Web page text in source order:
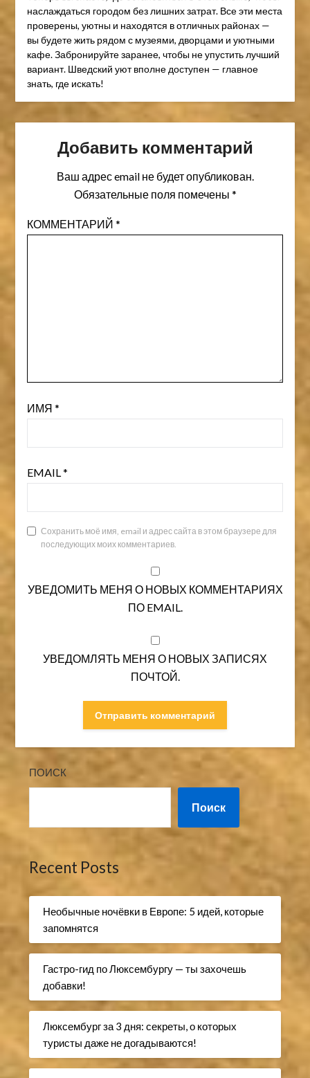
наслаждаться городом без лишних затрат. Все эти места
проверены, уютны и находятся в отличных районах —
вы будете жить рядом с музеями, дворцами и уютными
кафе. Забронируйте заранее, чтобы не упустить лучший
вариант. Шведский уют вполне доступен — главное
знать, где искать!
Добавить комментарий
Ваш адрес email не будет опубликован.
Обязательные поля помечены *
КОММЕНТАРИЙ *
ИМЯ *
EMAIL*
Сохранить моё имя, email и адрес сайта в этом браузере для
последующих моих комментариев.
УВЕДОМИТЬ МЕНЯ О НОВЫХ КОММЕНТАРИЯХ
ПО EMAIL.
УВЕДОМЛЯТЬ МЕНЯ О НОВЫХ ЗАПИСЯХ
ПОЧТОЙ.
ПОИСК
Поиск
Recent Posts
Необычные ночёвки в Европе: 5 идей, которые
запомнятся
Гастро-гид по Люксембургу — ты захочешь
добавки!
Люксембург за 3 дня: секреты, о которых
туристы даже не догадываются!